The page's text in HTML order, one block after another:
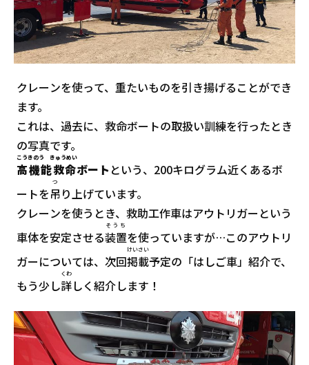
クレーンを使って、重たいものを引き揚げることができ
ます。
これは、過去に、救命ボートの取扱い訓練を行ったとき
の写真です。
高機能救命
こうきのう きゅうめい
ボートという、200キログラム近くあるボ
ートを吊
つ
り上げています。
クレーンを使うとき、救助工作車はアウトリガーという
車体を安定させる装置
そうち
を使っていますが…このアウトリ
ガーについては、次回掲載
けいさい
予定の「はしご車」紹介で、
もう少し詳
くわ
しく紹介します！